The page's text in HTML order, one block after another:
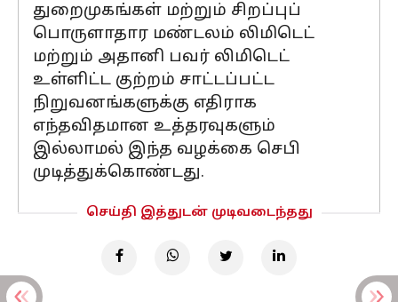
துறைமுகங்கள் மற்றும் சிறப்புப்
பொருளாதார மண்டலம் லிமிடெட்
மற்றும் அதானி பவர் லிமிடெட்
உள்ளிட்ட குற்றம் சாட்டப்பட்ட
நிறுவனங்களுக்கு எதிராக
எந்தவிதமான உத்தரவுகளும்
இல்லாமல் இந்த வழக்கை செபி
முடித்துக்கொண்டது.
செய்தி இத்துடன் முடிவடைந்தது